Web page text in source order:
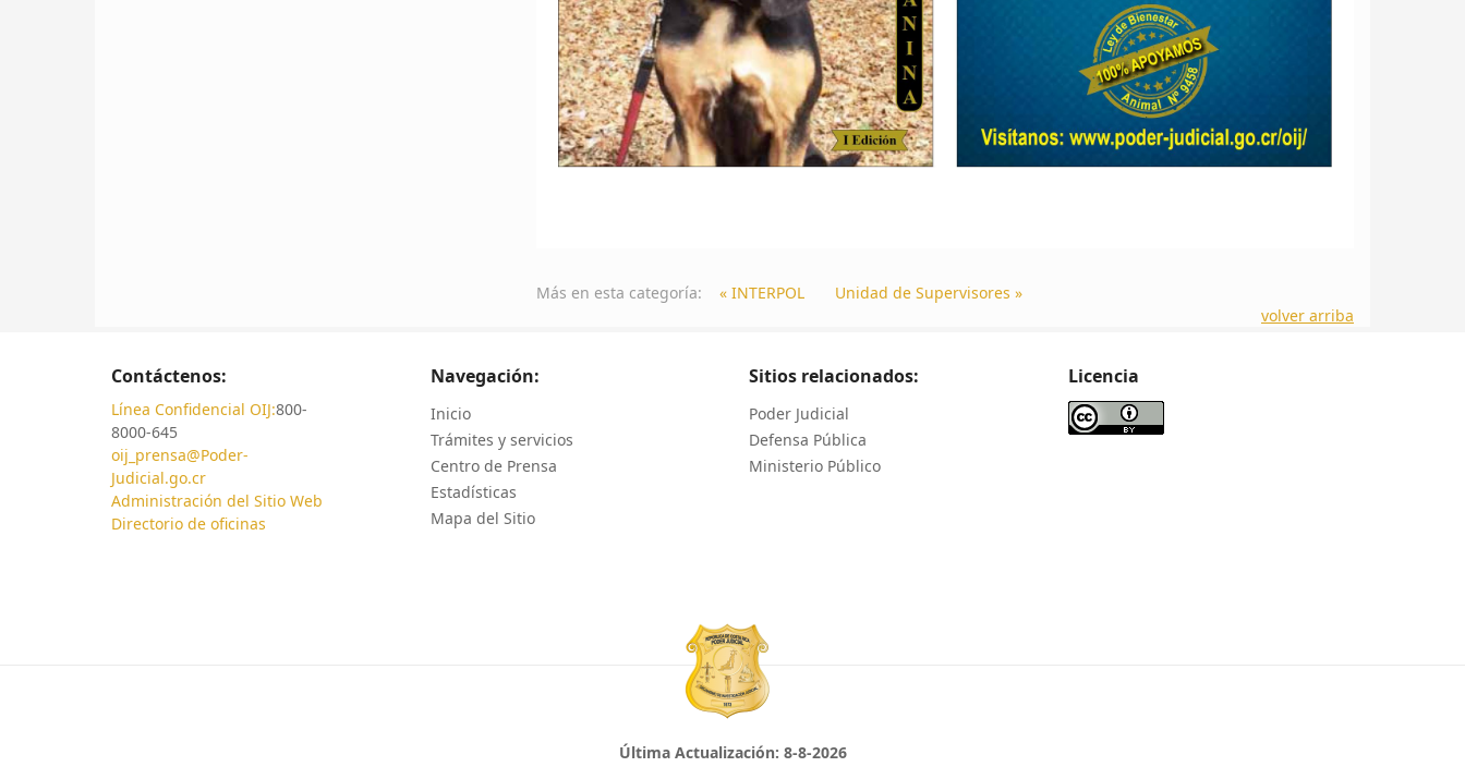
Más en esta categoría: « INTERPOL
Unidad de Supervisores »
volver arriba
Contáctenos:
Línea Confidencial OIJ:800-
8000-645
oij_prensa@Poder-
Judicial.go.cr
Administración del Sitio Web
Directorio de oficinas
Navegación:
Inicio
Trámites y servicios
Centro de Prensa
Estadísticas
Mapa del Sitio
Sitios relacionados:
Poder Judicial
Defensa Pública
Ministerio Público
Licencia
Última Actualización: 8-8-2026